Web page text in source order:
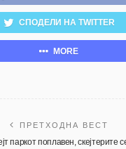
СПОДЕЛИ НА TWITTER
MORE
ПРЕТХОДНА ВЕСТ
паркот поплавен, скејтерите